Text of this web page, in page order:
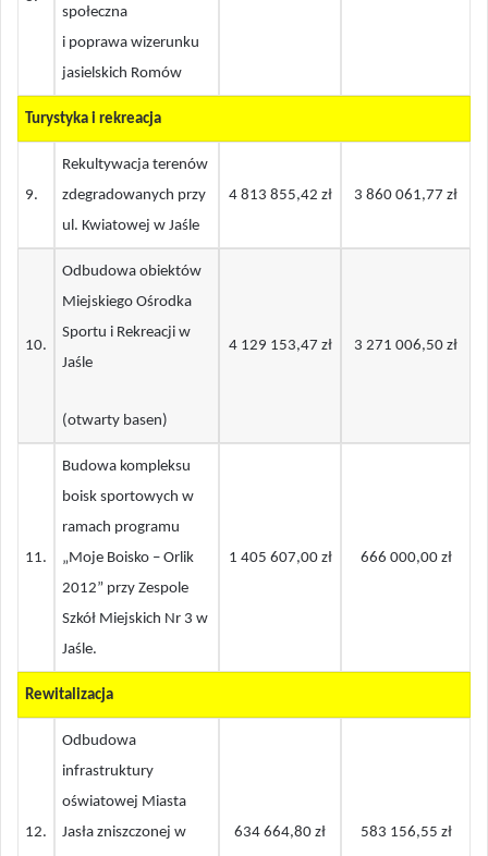
społeczna
i poprawa wizerunku
jasielskich Romów
Turystyka i rekreacja
9.
Rekultywacja terenów
zdegradowanych przy
ul. Kwiatowej w Jaśle
4 813 855,42 zł 3 860 061,77 zł
10.
Odbudowa obiektów
Miejskiego Ośrodka
Sportu i Rekreacji w
Jaśle
(otwarty basen)
4 129 153,47 zł 3 271 006,50 zł
11.
Budowa kompleksu
boisk sportowych w
ramach programu
„Moje Boisko – Orlik
2012” przy Zespole
Szkół Miejskich Nr 3 w
Jaśle.
1 405 607,00 zł 666 000,00 zł
Rewitalizacja
12.
Odbudowa
infrastruktury
oświatowej Miasta
Jasła zniszczonej w
634 664,80 zł 583 156,55 zł